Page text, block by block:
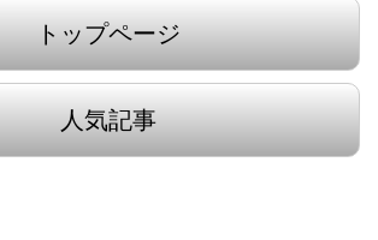
トップページ
人気記事